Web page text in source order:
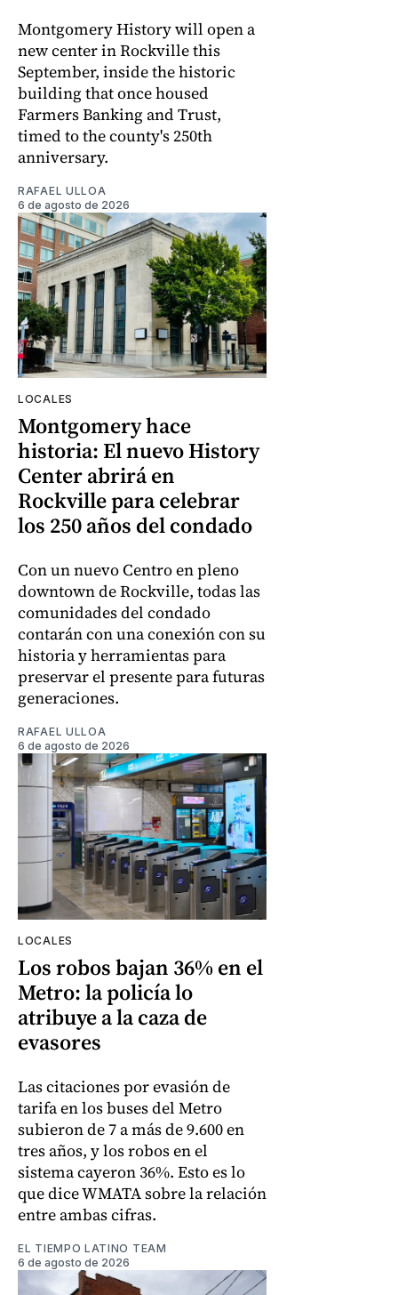
Montgomery History will open a
new center in Rockville this
September, inside the historic
building that once housed
Farmers Banking and Trust,
timed to the county's 250th
anniversary.
RAFAEL ULLOA
6 de agosto de 2026
LOCALES
Montgomery hace
historia: El nuevo History
Center abrirá en
Rockville para celebrar
los 250 años del condado
Con un nuevo Centro en pleno
downtown de Rockville, todas las
comunidades del condado
contarán con una conexión con su
historia y herramientas para
preservar el presente para futuras
generaciones.
RAFAEL ULLOA
6 de agosto de 2026
LOCALES
Los robos bajan 36% en el
Metro: la policía lo
atribuye a la caza de
evasores
Las citaciones por evasión de
tarifa en los buses del Metro
subieron de 7 a más de 9.600 en
tres años, y los robos en el
sistema cayeron 36%. Esto es lo
que dice WMATA sobre la relación
entre ambas cifras.
EL TIEMPO LATINO TEAM
6 de agosto de 2026